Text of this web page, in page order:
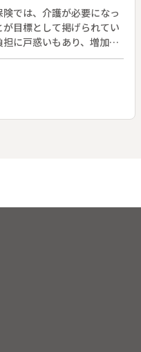
では、介護が必要になっ
目標として掲げられてい
に戸惑いもあり、増加す
、先行きは不透明だ。長
知症のグループホームで
アの現場に携わってい
の在り方を模索してき